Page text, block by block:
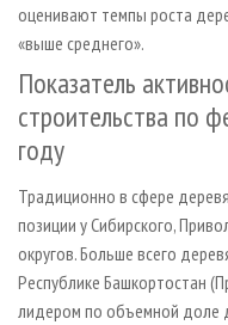
оценивают темпы роста
«выше среднего».
Показатель
строительства по
году
Традиционно в сфере
позиции у Сибирского,
округов. Больше всего
Республике Башкортостан
лидером по объемной доле